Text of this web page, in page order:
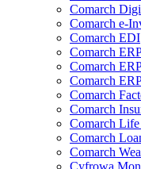
Comarch
Comarch e-
Comarch EDI
Comarch
Comarch
Comarch
Comarch
Comarch
Comarch Life
Comarch
Comarch
Cyfrowa